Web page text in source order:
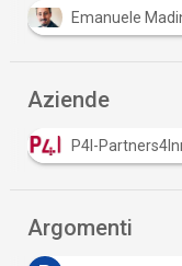
Emanuele
Aziende
P4I-
Argomenti